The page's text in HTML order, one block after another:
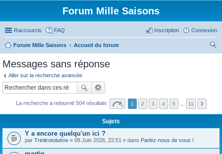
Forum Mille Saisons
Raccourcis FAQ Connexion
Inscription
Forum Mille Saisons
Accueil du forum
Messages sans réponse
Aller sur la recherche avancée
La recherche a retourné 504 résultats 1 2 3 4 5 11
Sujets
Y a encore quelqu'un ici ?
par Trinitrotoluène » 08 Juin 2026, 22:51 » dans Parlez-nous de vous !